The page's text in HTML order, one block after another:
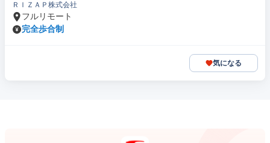
ＲＩＺＡＰ株式会社
フルリモート
完全歩合制
気になる